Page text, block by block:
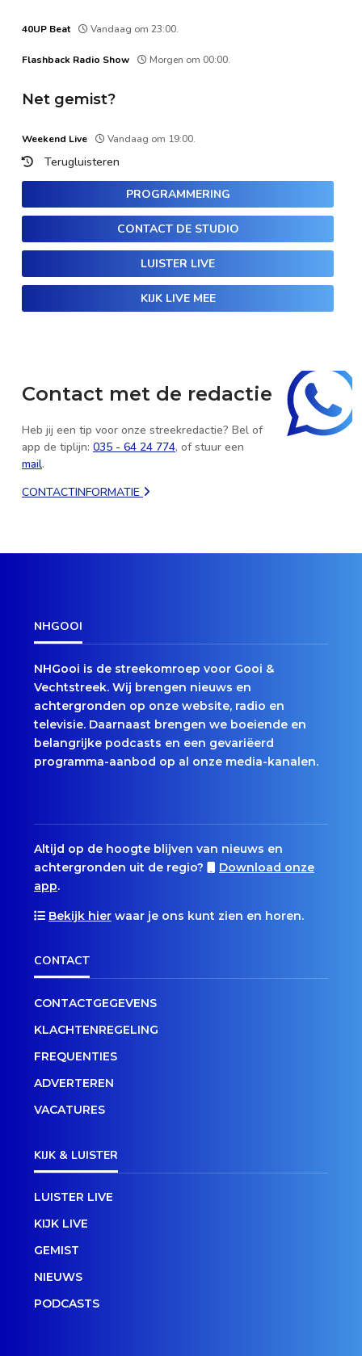
40UP Beat Vandaag om 23:00.
Flashback Radio Show Morgen om 00:00.
Net gemist?
Weekend Live Vandaag om 19:00.
Terugluisteren
PROGRAMMERING
CONTACT DE STUDIO
LUISTER LIVE
KIJK LIVE MEE
Contact met de redactie
Heb jij een tip voor onze streekredactie? Bel of
app de tiplijn: 035 - 64 24 774, of stuur een
mail.
CONTACTINFORMATIE
NHGOOI
NHGooi is de streekomroep voor Gooi &
Vechtstreek. Wij brengen nieuws en
achtergronden op onze website, radio en
televisie. Daarnaast brengen we boeiende en
belangrijke podcasts en een gevariëerd
programma-aanbod op al onze media-kanalen.
Altijd op de hoogte blijven van nieuws en
achtergronden uit de regio?
Download onze
app.
Bekijk hier waar je ons kunt zien en horen.
CONTACT
CONTACTGEGEVENS
KLACHTENREGELING
FREQUENTIES
ADVERTEREN
VACATURES
KIJK & LUISTER
LUISTER LIVE
KIJK LIVE
GEMIST
NIEUWS
PODCASTS